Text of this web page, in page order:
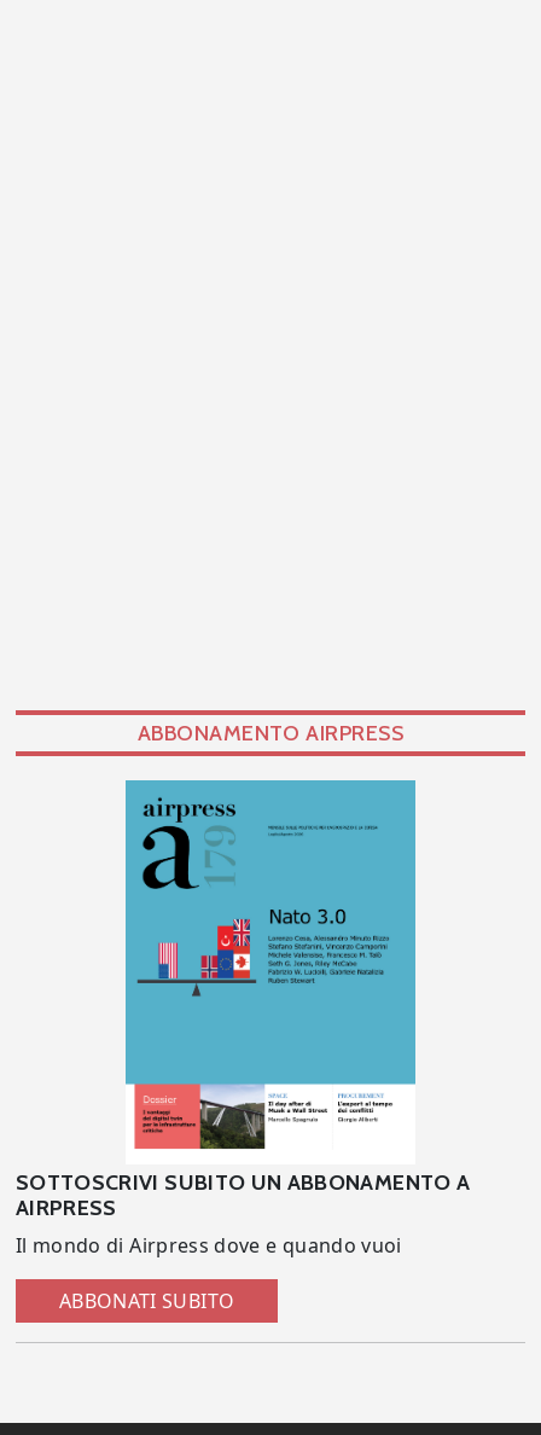
ABBONAMENTO AIRPRESS
SOTTOSCRIVI SUBITO UN ABBONAMENTO A
AIRPRESS
Il mondo di Airpress dove e quando vuoi
ABBONATI SUBITO